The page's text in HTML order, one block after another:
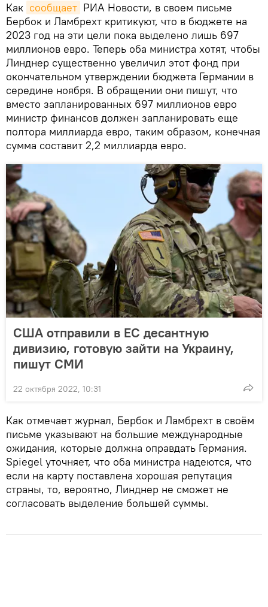
Как сообщает РИА Новости, в своем письме
Бербок и Ламбрехт критикуют, что в бюджете на
2023 год на эти цели пока выделено лишь 697
миллионов евро. Теперь оба министра хотят, чтобы
Линднер существенно увеличил этот фонд при
окончательном утверждении бюджета Германии в
середине ноября. В обращении они пишут, что
вместо запланированных 697 миллионов евро
министр финансов должен запланировать еще
полтора миллиарда евро, таким образом, конечная
сумма составит 2,2 миллиарда евро.
США отправили в ЕС десантную
дивизию, готовую зайти на Украину,
пишут СМИ
22 октября 2022, 10:31
Как отмечает журнал, Бербок и Ламбрехт в своём
письме указывают на большие международные
ожидания, которые должна оправдать Германия.
Spiegel уточняет, что оба министра надеются, что
если на карту поставлена хорошая репутация
страны, то, вероятно, Линднер не сможет не
согласовать выделение большей суммы.